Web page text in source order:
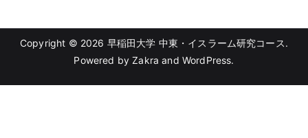
Copyright © 2026 早稲田大学 中東・イスラーム研究コース.
Powered byZakra and WordPress.